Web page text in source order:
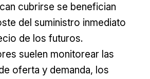
cubrirse se benefician
del suministro inmediato
de los futuros.
suelen monitorear las
oferta y demanda, los